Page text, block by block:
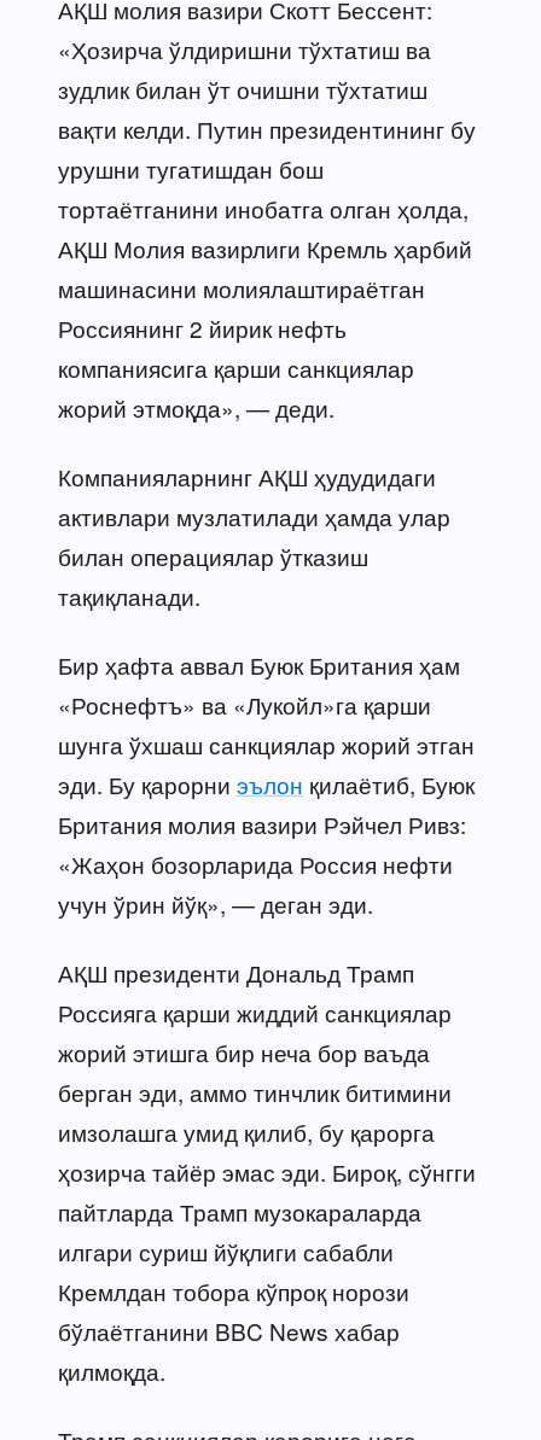
АҚШ молия вазири Скотт Бессент:
«Ҳозирча ўлдиришни тўхтатиш ва
зудлик билан ўт очишни тўхтатиш
вақти келди. Путин президентининг бу
урушни тугатишдан бош
тортаётганини инобатга олган ҳолда,
АҚШ Молия вазирлиги Кремль ҳарбий
машинасини молиялаштираётган
Россиянинг 2 йирик нефть
компаниясига қарши санкциялар
жорий этмоқда», — деди.
Компанияларнинг АҚШ ҳудудидаги
активлари музлатилади ҳамда улар
билан операциялар ўтказиш
тақиқланади.
Бир ҳафта аввал Буюк Британия ҳам
«Роснефтъ» ва «Лукойл»га қарши
шунга ўхшаш санкциялар жорий этган
эди. Бу қарорни эълон қилаётиб, Буюк
Британия молия вазири Рэйчел Ривз:
«Жаҳон бозорларида Россия нефти
учун ўрин йўқ», — деган эди.
АҚШ президенти Дональд Трамп
Россияга қарши жиддий санкциялар
жорий этишга бир неча бор ваъда
берган эди, аммо тинчлик битимини
имзолашга умид қилиб, бу қарорга
ҳозирча тайёр эмас эди. Бироқ, сўнгги
пайтларда Трамп музокараларда
илгари суриш йўқлиги сабабли
Кремлдан тобора кўпроқ норози
бўлаётганини BBC News хабар
қилмоқда.